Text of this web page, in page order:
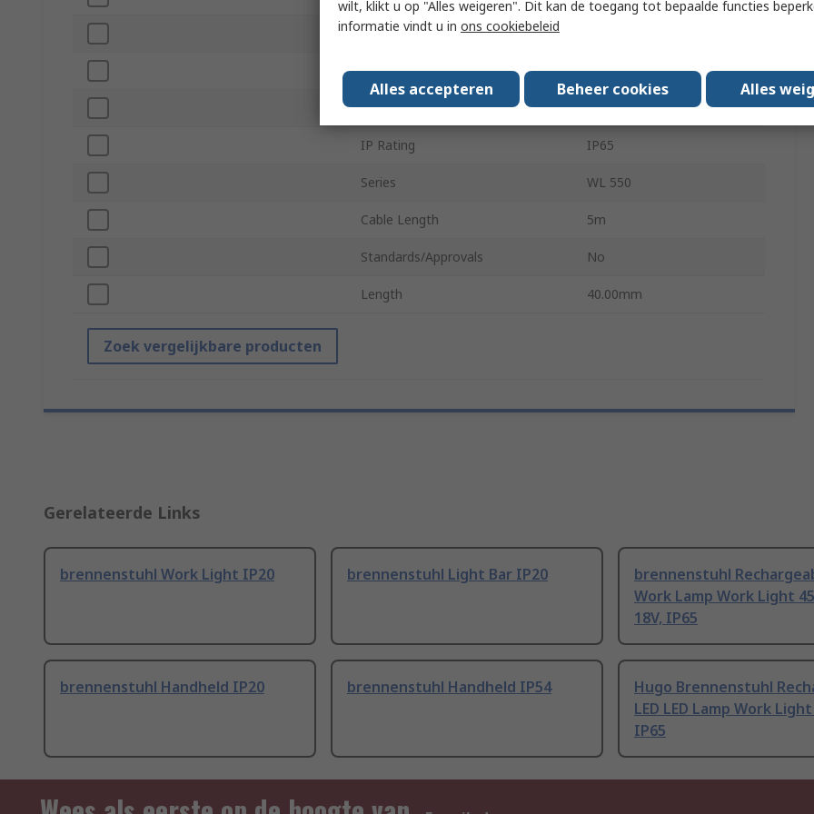
Housing Material
Power 7.1W
Colour Black
IP Rating IP65
Series WL 550
Cable Length 5m
Standards/Approvals No
Length 40.00mm
Zoek vergelijkbare producten
Gerelateerde Links
brennenstuhl Work Light IP20 brennenstuhl Light Bar IP20
brennenstuhl
Work Lamp Work Light
18V, IP65
brennenstuhl Handheld IP20 brennenstuhl Handheld IP54
Hugo Brennenstuhl
LED LED Lamp Work Light
IP65
wilt, klikt u op "Alles weigeren". Dit kan de toegang tot bepaalde functies
informatie vindt u in ons cookiebeleid
Alles accepteren Beheer cookies Alles